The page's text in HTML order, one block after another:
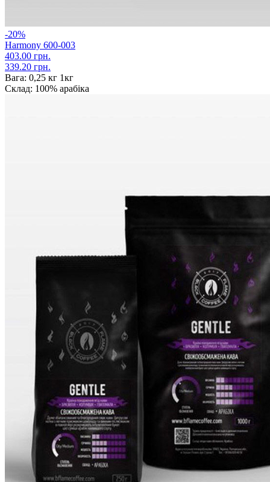
-20%
Harmony 600-003
403.00 грн.
339.20 грн.
Вага: 0,25 кг 1кг
Склад: 100% арабіка